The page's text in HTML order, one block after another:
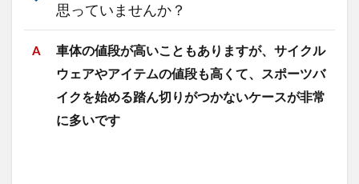
思っていませんか？
車体の値段が高いこともありますが、サイクル
ウェアやアイテムの値段も高くて、
スポーツバ
イクを始める踏ん切りがつかないケースが非常
に多いです